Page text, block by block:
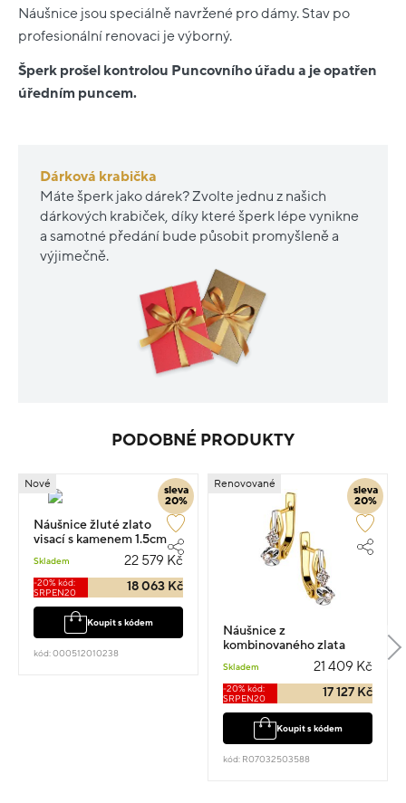
Náušnice jsou speciálně navržené pro dámy. Stav po
profesionální renovaci je výborný.
Šperk prošel kontrolou Puncovního úřadu a je opatřen
úředním puncem.
Dárková krabička
Máte šperk jako dárek? Zvolte jednu z našich
dárkových krabiček, díky které šperk lépe vynikne
a samotné předání bude působit promyšleně a
výjimečně.
PODOBNÉ PRODUKTY
sleva
20%
Nové
Náušnice žluté zlato
visací s kamenem 1.5cm
Skladem 22 579 Kč
-20% kód:
SRPEN20
18 063 Kč
Koupit s kódem
kód: 000512010238
sleva
20%
Renovované
Náušnice z
kombinovaného zlata
visací 1.5cm 4.14g s
diamantem 0.160ct
Skladem 21 409 Kč
-20% kód:
SRPEN20
17 127 Kč
Koupit s kódem
kód: R07032503588